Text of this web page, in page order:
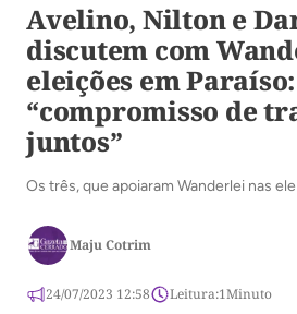
Avelino, Nilton e
discutem com
eleições em Paraíso:
“compromisso de
juntos”
Os três, que apoiaram Wanderlei nas
Maju Cotrim
24/07/2023 12:58 Leitura:1Minuto